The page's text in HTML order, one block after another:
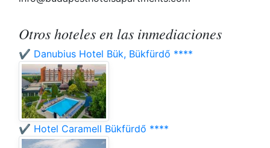
Otros hoteles en las inmediaciones
✔️ Danubius Hotel Bük, Bükfürdő ****
✔️ Hotel Caramell Bükfürdő ****